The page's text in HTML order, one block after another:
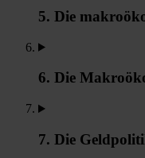
5. Die
6. Die
7. Die